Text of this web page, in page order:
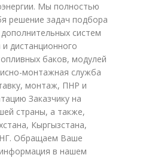
Мы полностью
решение задач подбора
систем
дистанционного
баков, модулей
монтажная служба
монтаж, ПНР и
Заказчику на
страны, а также,
Кыргызстана,
Обращаем Ваше
в нашем